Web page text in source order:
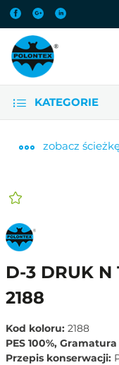
KATEGORIE
zobacz
D-3 DRUK N
2188
Kod koloru: 2188
PES 100%,
Przepis konserwacji: